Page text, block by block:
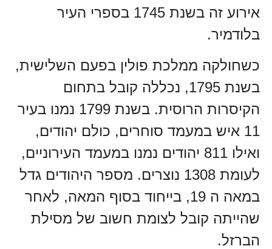
אירוע זה בשנת 1745 בספרי העיר
בלודמיר.
כשחולקה ממלכת פולין בפעם השלישית,
בשנת 1795, נכללה קובל בתחום
הקיסרות הרוסית. בשנת 1799 נמנו בעיר
11 איש במעמד סוחרים, כולם יהודים,
ואילו 811 יהודים נמנו במעמד העירוניים,
לעומת 1308 נוצרים. מספר היהודים גדל
במאה ה 19, בייחוד בסוף המאה, לאחר
שהייתה קובל לצומת חשוב של מסילת
הברזל.